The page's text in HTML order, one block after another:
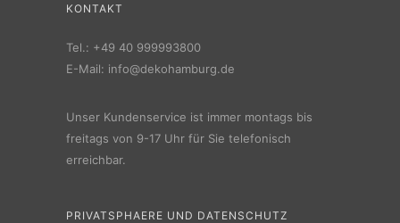
KONTAKT
Tel.: +49 40 999993800
E-Mail: info@dekohamburg.de
Unser Kundenservice ist immer montags bis
freitags von 9-17 Uhr für Sie telefonisch
erreichbar.
PRIVATSPHAERE UND DATENSCHUTZ